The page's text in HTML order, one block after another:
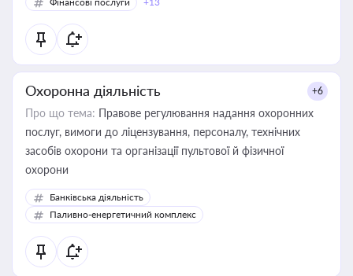
Охоронна діяльність +6
Про що тема: Правове регулювання надання охоронних
послуг, вимоги до ліцензування, персоналу, технічних
засобів охорони та організації пультової й фізичної
охорони
Банківська діяльність
Паливно-енергетичний комплекс